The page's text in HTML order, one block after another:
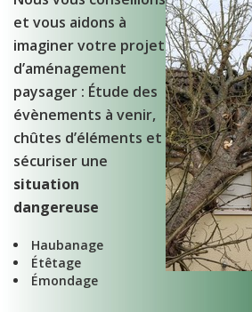
et vous aidons à
imaginer votre projet
d’aménagement
paysager : Étude des
évènements à venir,
chûtes d’éléments et
sécuriser une
situation
dangereuse
Haubanage
Étêtage
Émondage